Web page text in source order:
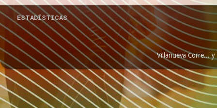
ESTADÍSTICAS
Villanueva Corre...